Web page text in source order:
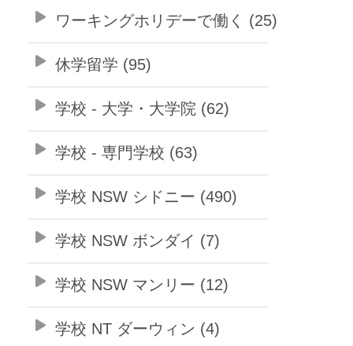
ワーキングホリデーで働く (25)
休学留学 (95)
学校 - 大学・大学院 (62)
学校 - 専門学校 (63)
学校 NSW シドニー (490)
学校 NSW ボンダイ (7)
学校 NSW マンリー (12)
学校 NT ダーウィン (4)